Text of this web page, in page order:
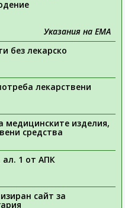
Указания на ЕМА
без лекарско
лекарствени
медицинските изделия,
средства
1 от АПК
сайт за